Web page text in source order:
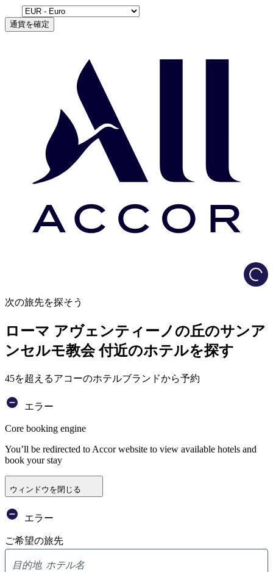
通貨を確定
次の旅先を探そう
ローマ アヴェンティーノの丘のサンア
ンセルモ教会 付近のホテルを探す
45を超えるアコーのホテルブランドから予約
エラー
Core booking engine
You’ll be redirected to Accor website to view available hotels and
book your stay
ウィンドウを閉じる
エラー
ご希望の旅先